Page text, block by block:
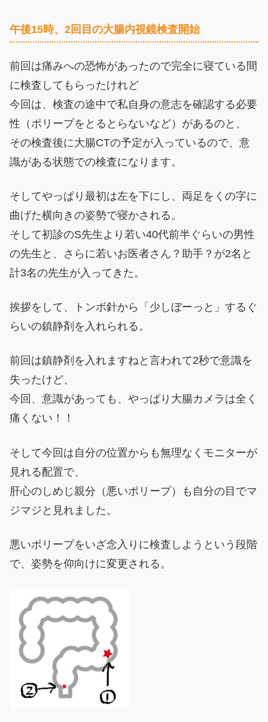
午後15時、2回目の大腸内視鏡検査開始
前回は痛みへの恐怖があったので完全に寝ている間
に検査してもらったけれど
今回は、検査の途中で私自身の意志を確認する必要
性（ポリープをとるとらないなど）があるのと、
その検査後に大腸CTの予定が入っているので、意
識がある状態での検査になります。
そしてやっぱり最初は左を下にし、両足をくの字に
曲げた横向きの姿勢で寝かされる。
そして初診のS先生より若い40代前半ぐらいの男性
の先生と、さらに若いお医者さん？助手？が2名と
計3名の先生が入ってきた。
挨拶をして、トンボ針から「少しぼーっと」するぐ
らいの鎮静剤を入れられる。
前回は鎮静剤を入れますねと言われて2秒で意識を
失ったけど、
今回、意識があっても、やっぱり大腸カメラは全く
痛くない！！
そして今回は自分の位置からも無理なくモニターが
見れる配置で、
肝心のしめじ親分（悪いポリープ）も自分の目でマ
ジマジと見れました。
悪いポリープをいざ念入りに検査しようという段階
で、姿勢を仰向けに変更される。